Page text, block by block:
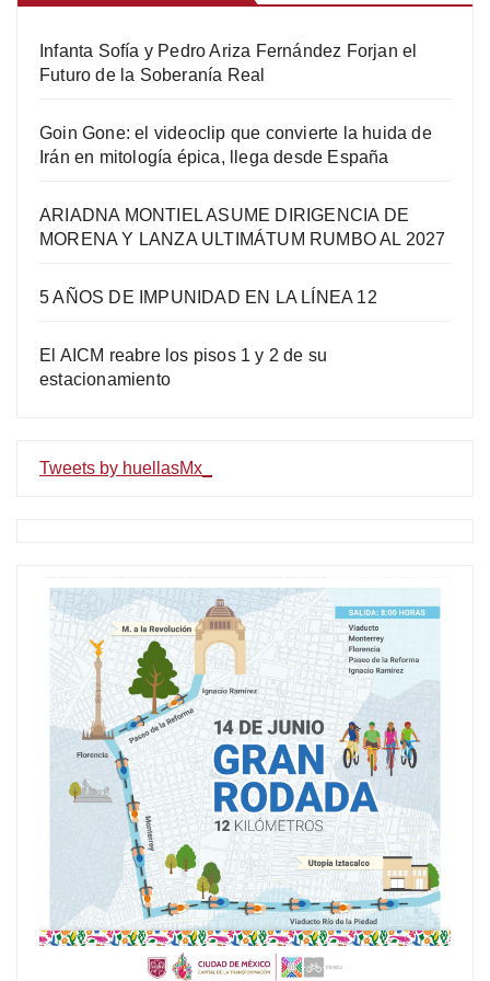
Infanta Sofía y Pedro Ariza Fernández Forjan el
Futuro de la Soberanía Real
Goin Gone: el videoclip que convierte la huida de
Irán en mitología épica, llega desde España
ARIADNA MONTIEL ASUME DIRIGENCIA DE
MORENA Y LANZA ULTIMÁTUM RUMBO AL 2027
5 AÑOS DE IMPUNIDAD EN LA LÍNEA 12
El AICM reabre los pisos 1 y 2 de su
estacionamiento
Tweets by huellasMx_